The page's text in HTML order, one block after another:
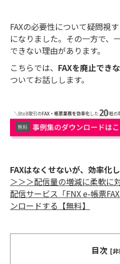
FAXの必要性について疑問視
になりました。その一方で、
できない理由があります。
こちらでは、 FAXを廃止でき
ついてお話しします。
FAXはなくせないが、効率化
＞＞＞配信量の増減に柔軟に
配信サービス「FNX e-帳票
ンロードする【無料】
目次 [非